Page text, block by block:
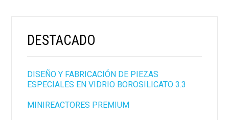
DESTACADO
DISEÑO Y FABRICACIÓN DE PIEZAS
ESPECIALES EN VIDRIO BOROSILICATO 3.3
MINIREACTORES PREMIUM